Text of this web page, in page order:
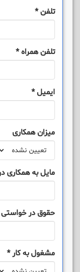
تلفن*
تلفن همراه*
ایمیل*
میزان همکاری
مایل به همکاری
حقوق در خواستی
مشغول به کار*